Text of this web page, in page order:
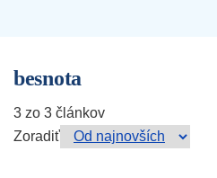
besnota
3 zo 3 článkov
Zoradiť